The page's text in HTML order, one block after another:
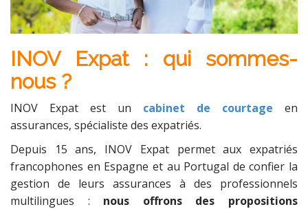
INOV Expat : qui sommes-
nous ?
INOV Expat est un cabinet de courtage en
assurances, spécialiste des expatriés.
Depuis 15 ans, INOV Expat permet aux expatriés
francophones en Espagne et au Portugal de confier la
gestion de leurs assurances à des professionnels
multilingues : nous offrons des propositions